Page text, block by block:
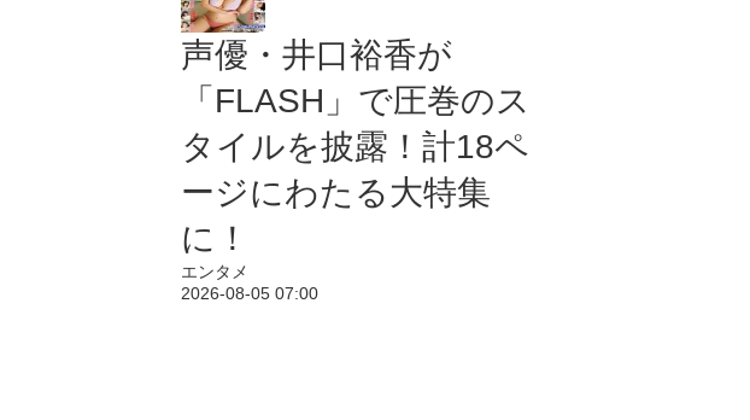
声優・井口裕香が
「FLASH」で圧巻のス
タイルを披露！計18ペ
ージにわたる大特集
に！
エンタメ
2026-08-05 07:00